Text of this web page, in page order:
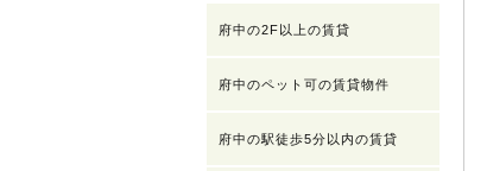
府中の2F以上の賃貸
府中のペット可の賃貸物件
府中の駅徒歩5分以内の賃貸